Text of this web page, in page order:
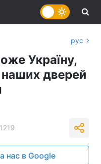
рус
Україну,
дверей
нас в Google